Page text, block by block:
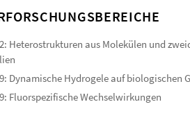
Heterostrukturen aus Molekülen und
Dynamische Hydrogele auf biologischen
Fluorspezifische Wechselwirkungen